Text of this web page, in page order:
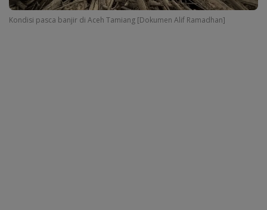
Kondisi pasca banjir di Aceh Tamiang [Dokumen Alif Ramadhan]